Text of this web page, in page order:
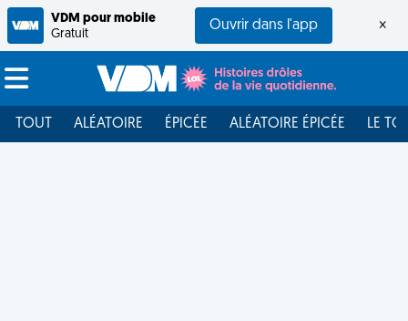
VDM pour mobile
Gratuit
Ouvrir dans l'app ×
TOUT ALÉATOIRE ÉPICÉE ALÉATOIRE ÉPICÉE LE